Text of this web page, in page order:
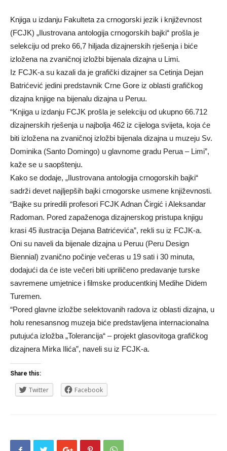
Knjiga u izdanju Fakulteta za crnogorski jezik i književnost
(FCJK) „Ilustrovana antologija crnogorskih bajki“ prošla je
selekciju od preko 66,7 hiljada dizajnerskih rješenja i biće
izložena na zvaničnoj izložbi bijenala dizajna u Limi.
Iz FCJK-a su kazali da je grafički dizajner sa Cetinja Dejan
Batrićević jedini predstavnik Crne Gore iz oblasti grafičkog
dizajna knjige na bijenalu dizajna u Peruu.
“Knjiga u izdanju FCJK prošla je selekciju od ukupno 66.712
dizajnerskih rješenja u najbolja 462 iz cijeloga svijeta, koja će
biti izložena na zvaničnoj izložbi bijenala dizajna u muzeju Sv.
Dominika (Santo Domingo) u glavnome gradu Perua – Limi”,
kaže se u saopštenju.
Kako se dodaje, „Ilustrovana antologija crnogorskih bajki“
sadrži devet najljepših bajki crnogorske usmene književnosti.
“Bajke su priredili profesori FCJK Adnan Čirgić i Aleksandar
Radoman. Pored zapaženoga dizajnerskog pristupa knjigu
krasi 45 ilustracija Dejana Batrićevića”, rekli su iz FCJK-a.
Oni su naveli da bijenale dizajna u Peruu (Peru Design
Biennial) zvanično počinje večeras u 19 sati i 30 minuta,
dodajući da će iste večeri biti upriličeno predavanje turske
savremene umjetnice i filmske producentkinj Medihe Didem
Turemen.
“Pored glavne izložbe selektovanih radova iz oblasti dizajna, u
holu renesansnog muzeja biće predstavljena internacionalna
putujuća izložba „Tolerancija“ – projekt glasovitoga grafičkog
dizajnera Mirka Ilića”, naveli su iz FCJK-a.
Share this:
Twitter Facebook